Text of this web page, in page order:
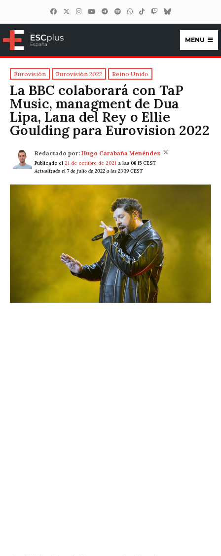
ESCplus España
MENU
Eurovisión Eurovisión 2022 Reino Unido
La BBC colaborará con TaP
Music, managment de Dua
Lipa, Lana del Rey o Ellie
Goulding para Eurovision 2022
Redactado por: Hugo Carabaña Menéndez
Publicado el 21 de octubre de 2021 a las 08:15 CEST
Actualizado el 7 de julio de 2022 a las 23:39 CEST